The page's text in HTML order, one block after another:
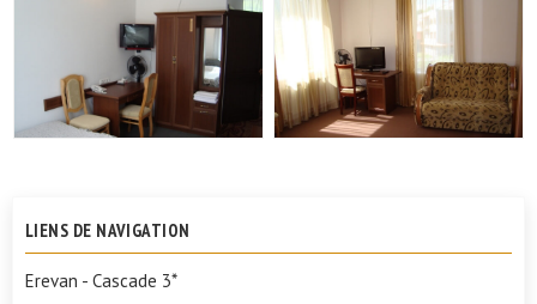
LIENS DE NAVIGATION
Erevan - Cascade 3*